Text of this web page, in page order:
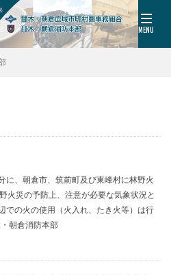
に、朝倉市、筑前町及び東峰村に林野火
災の予防上、注意が必要な気象状況と
での火の使用（火入れ、たき火等）は行
朝倉消防本部